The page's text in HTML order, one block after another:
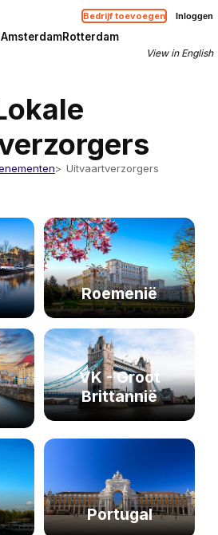
Bedrijf toevoegen Inloggen
AmsterdamRotterdam
View in English
Uitvaartverzorgers
Roemenië
VK - Groot
Brittannië
Portugal